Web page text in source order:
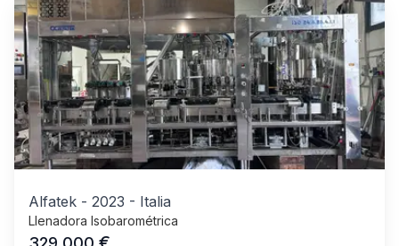
Alfatek - 2023 - Italia
Llenadora Isobarométrica